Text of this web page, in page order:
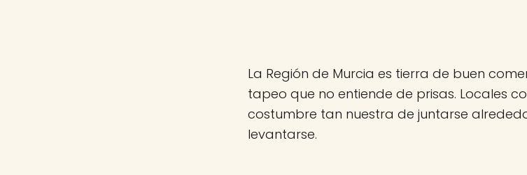
La Región de Murcia es tierra de buen
tapeo que no entiende de prisas. Locales
costumbre tan nuestra de juntarse
levantarse.